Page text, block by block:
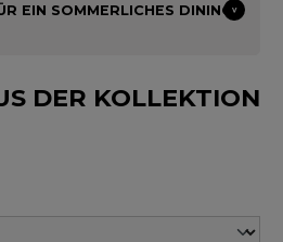
EIN SOMMERLICHES DINING-
DER KOLLEKTION